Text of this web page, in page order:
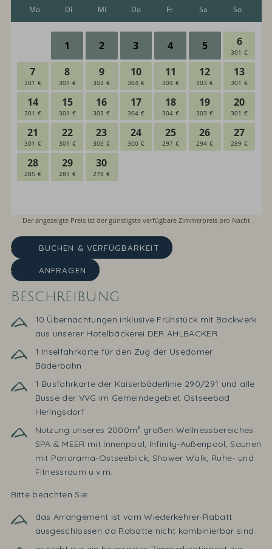
BUCHEN & VERFÜGBARKEIT
ANFRAGEN
Beschreibung
10 Übernachtungen inklusive Frühstück mit Backwerk
aus unserer Hotelbäckerei DER AHLBÄCKER
1 Inselfahrkarte für den Zug der Usedomer
Bäderbahn
1 Busfahrkarte der Kaiserbäderlinie 290/291 und alle
Busse der VVG im Gemeindegebiet Ostseebad
Heringsdorf
Nutzung unseres 2000m² großen Wellnessbereiches
SPA & MEER mit Innenpool, Infinity-Außenpool, Saunen
mit Panorama-Ostseeblick, Shower Walk, Ruhe- und
Fitnessraum u.v.m.
Bitte beachten Sie:
das Arrangement ist vom Wiederkehrer-Rabatt
ausgeschlossen da Rabatte nicht kombinierbar sind